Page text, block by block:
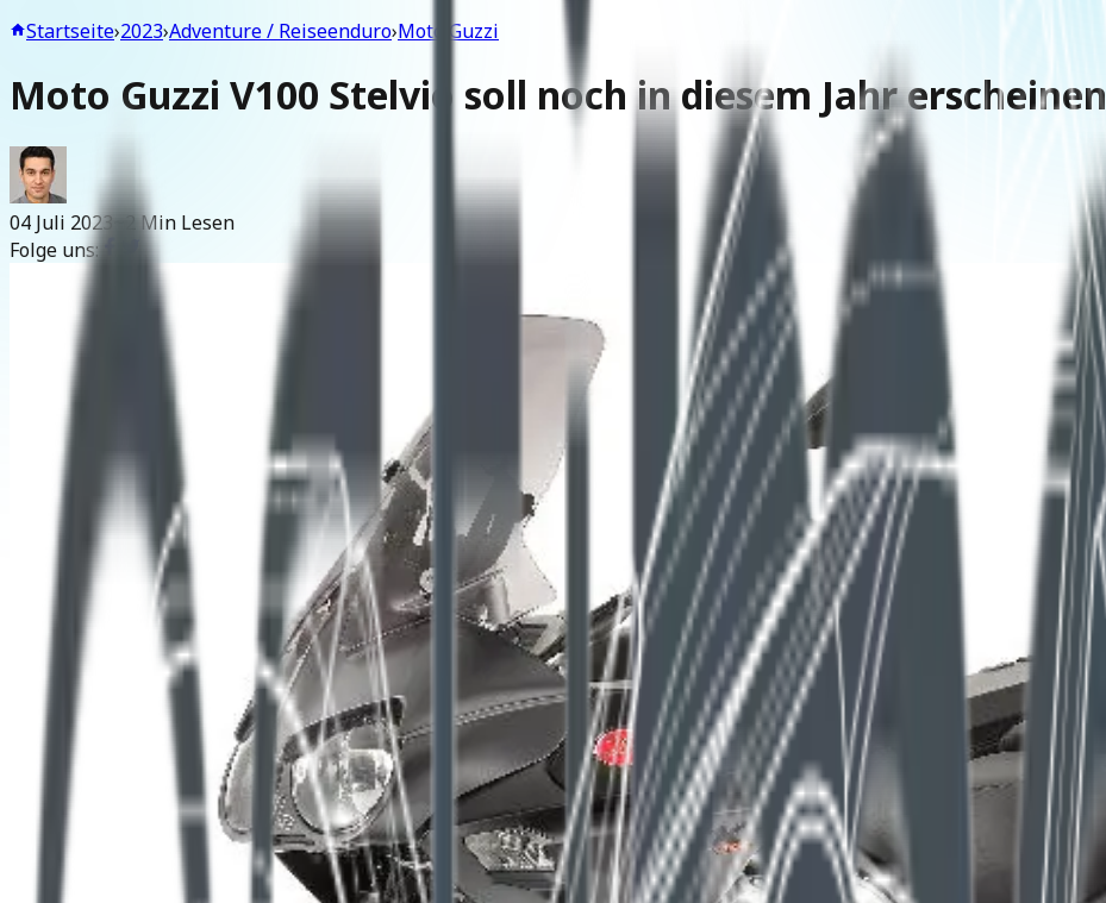
Startseite›2023›Adventure / Reiseenduro›Moto Guzzi
Moto Guzzi V100 Stelvio soll noch in diesem Jahr erscheinen
04 Juli 2023 ~2 Min Lesen
Folge uns: